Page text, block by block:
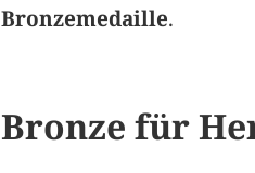
Bronzemedaille.
Bronze für